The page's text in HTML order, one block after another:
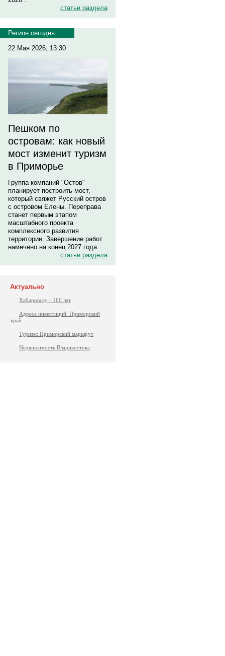
статьи раздела
Регион сегодня
22 Мая 2026, 13:30
Пешком по
островам: как новый
мост изменит туризм
в Приморье
Группа компаний "Остов"
планирует построить мост,
который свяжет Русский остров
с островом Елены. Переправа
станет первым этапом
масштабного проекта
комплексного развития
территории. Завершение работ
намечено на конец 2027 года.
статьи раздела
Актуально
Хабаровску - 160 лет
Адреса инвестиций. Приморский
край
Туризм: Приморский маршрут
Недвижимость Владивостока